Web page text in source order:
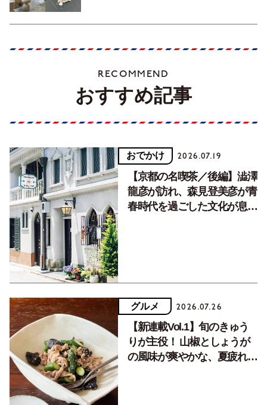
RECOMMEND
おすすめ記事
おでかけ 2026.07.19
【京都の名喫茶／後編】澁澤
龍彦が訪れ、森見登美彦が青
春時代を過ごした文化が息づ
グルメ 2026.07.26
【新連載Vol.1】旬のきゅう
りが主役！ 山椒としょうが
の風味が爽やかな、夏疲れを